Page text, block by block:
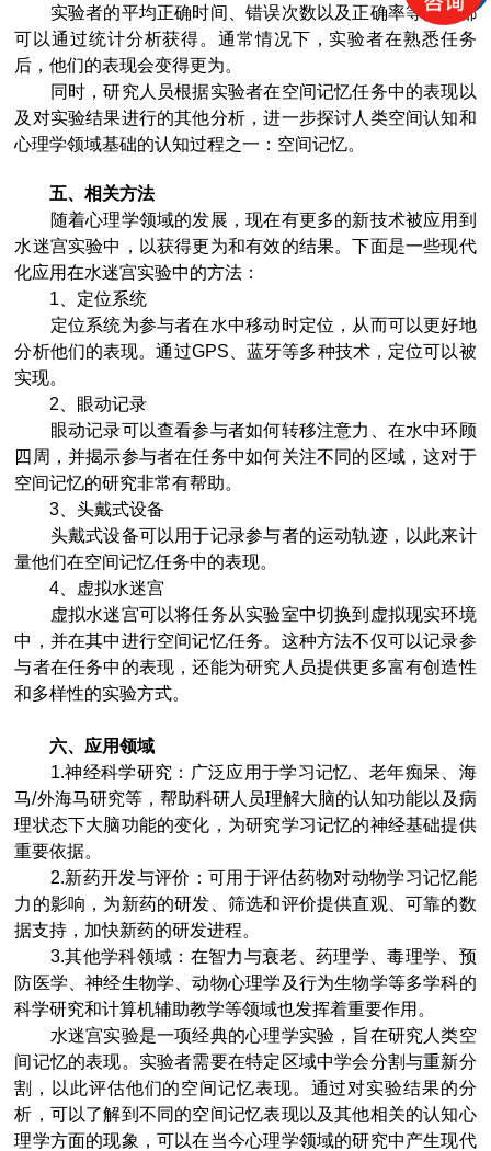
实验者的平均正确时间、错误次数以及正确率等指标都
可以通过统计分析获得。通常情况下，实验者在熟悉任务
后，他们的表现会变得更为。
同时，研究人员根据实验者在空间记忆任务中的表现以
及对实验结果进行的其他分析，进一步探讨人类空间认知和
心理学领域基础的认知过程之一：空间记忆。
五、相关方法
随着心理学领域的发展，现在有更多的新技术被应用到
水迷宫实验中，以获得更为和有效的结果。下面是一些现代
化应用在水迷宫实验中的方法：
1、定位系统
定位系统为参与者在水中移动时定位，从而可以更好地
分析他们的表现。通过GPS、蓝牙等多种技术，定位可以被
实现。
2、眼动记录
眼动记录可以查看参与者如何转移注意力、在水中环顾
四周，并揭示参与者在任务中如何关注不同的区域，这对于
空间记忆的研究非常有帮助。
3、头戴式设备
头戴式设备可以用于记录参与者的运动轨迹，以此来计
量他们在空间记忆任务中的表现。
4、虚拟水迷宫
虚拟水迷宫可以将任务从实验室中切换到虚拟现实环境
中，并在其中进行空间记忆任务。这种方法不仅可以记录参
与者在任务中的表现，还能为研究人员提供更多富有创造性
和多样性的实验方式。
六、应用领域
1.神经科学研究：广泛应用于学习记忆、老年痴呆、海
马/外海马研究等，帮助科研人员理解大脑的认知功能以及病
理状态下大脑功能的变化，为研究学习记忆的神经基础提供
重要依据。
2.新药开发与评价：可用于评估药物对动物学习记忆能
力的影响，为新药的研发、筛选和评价提供直观、可靠的数
据支持，加快新药的研发进程。
3.其他学科领域：在智力与衰老、药理学、毒理学、预
防医学、神经生物学、动物心理学及行为生物学等多学科的
科学研究和计算机辅助教学等领域也发挥着重要作用。
水迷宫实验是一项经典的心理学实验，旨在研究人类空
间记忆的表现。实验者需要在特定区域中学会分割与重新分
割，以此评估他们的空间记忆表现。通过对实验结果的分
析，可以了解到不同的空间记忆表现以及其他相关的认知心
理学方面的现象，可以在当今心理学领域的研究中产生现代